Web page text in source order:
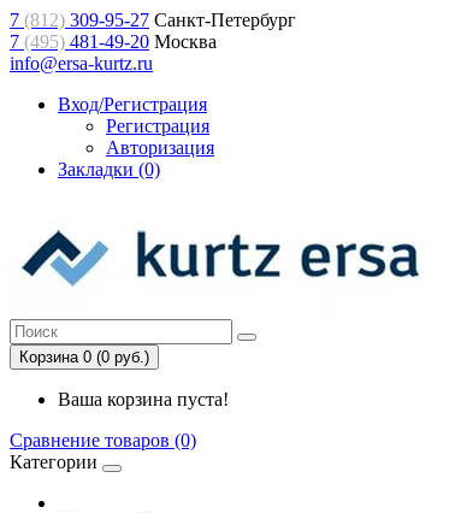
7 (812) 309-95-27 Санкт-Петербург
7 (495) 481-49-20 Москва
info@ersa-kurtz.ru
Вход/Регистрация
Регистрация
Авторизация
Закладки (0)
Корзина 0 (0 руб.)
Ваша корзина пуста!
Сравнение товаров (0)
Категории